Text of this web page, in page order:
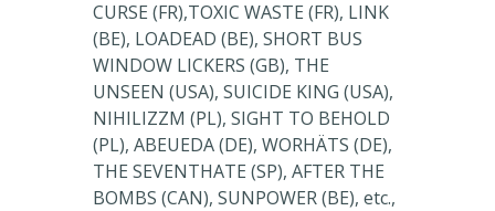
CURSE (FR),TOXIC WASTE (FR), LINK
(BE), LOADEAD (BE), SHORT BUS
WINDOW LICKERS (GB), THE
UNSEEN (USA), SUICIDE KING (USA),
NIHILIZZM (PL), SIGHT TO BEHOLD
(PL), ABEUEDA (DE), WORHÄTS (DE),
THE SEVENTHATE (SP), AFTER THE
BOMBS (CAN), SUNPOWER (BE), etc.,